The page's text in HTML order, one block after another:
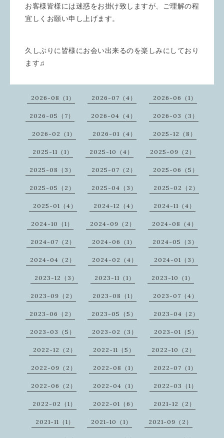
お客様皆様には迷惑をお掛け致しますが、ご理解の程
宜しくお願い申し上げます。
久しぶりに皆様にお会い出来るのを楽しみにしており
ます♫
2026-08（1） 2026-07（4） 2026-06（1）
2026-05（7） 2026-04（4） 2026-03（3）
2026-02（1） 2026-01（4） 2025-12（8）
2025-11（1） 2025-10（4） 2025-09（2）
2025-08（3） 2025-07（2） 2025-06（5）
2025-05（2） 2025-04（3） 2025-02（2）
2025-01（4） 2024-12（4） 2024-11（4）
2024-10（1） 2024-09（2） 2024-08（4）
2024-07（2） 2024-06（1） 2024-05（3）
2024-04（2） 2024-02（4） 2024-01（3）
2023-12（3） 2023-11（1） 2023-10（1）
2023-09（2） 2023-08（1） 2023-07（4）
2023-06（2） 2023-05（5） 2023-04（2）
2023-03（5） 2023-02（3） 2023-01（5）
2022-12（2） 2022-11（5） 2022-10（2）
2022-09（2） 2022-08（1） 2022-07（1）
2022-06（2） 2022-04（1） 2022-03（1）
2022-02（1） 2022-01（6） 2021-12（2）
2021-11（1） 2021-10（1） 2021-09（2）